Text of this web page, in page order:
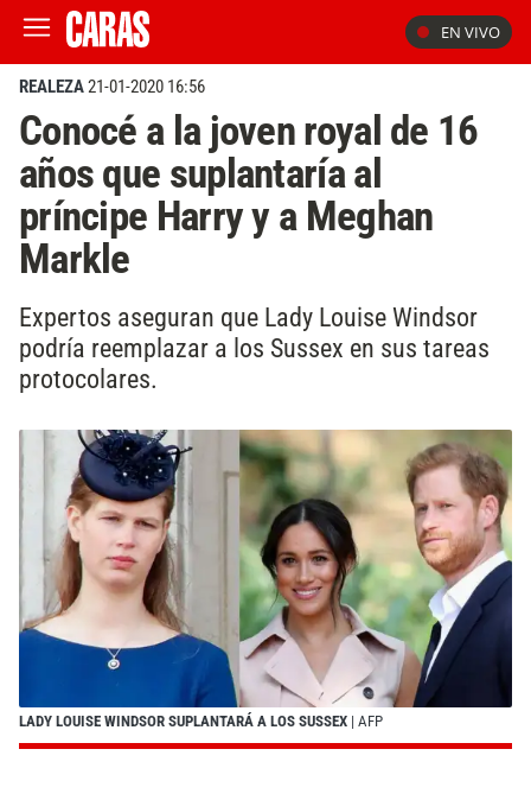
EN VIVO
REALEZA21-01-2020 16:56
Conocé a la joven royal de 16
años que suplantaría al
príncipe Harry y a Meghan
Markle
Expertos aseguran que Lady Louise Windsor
podría reemplazar a los Sussex en sus tareas
protocolares.
LADY LOUISE WINDSOR SUPLANTARÁ A LOS SUSSEX | AFP